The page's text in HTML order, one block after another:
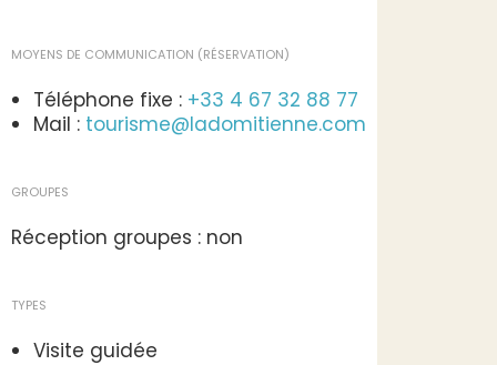
MOYENS DE COMMUNICATION (RÉSERVATION)
Téléphone fixe : +33 4 67 32 88 77
Mail : tourisme@ladomitienne.com
GROUPES
Réception groupes : non
TYPES
Visite guidée